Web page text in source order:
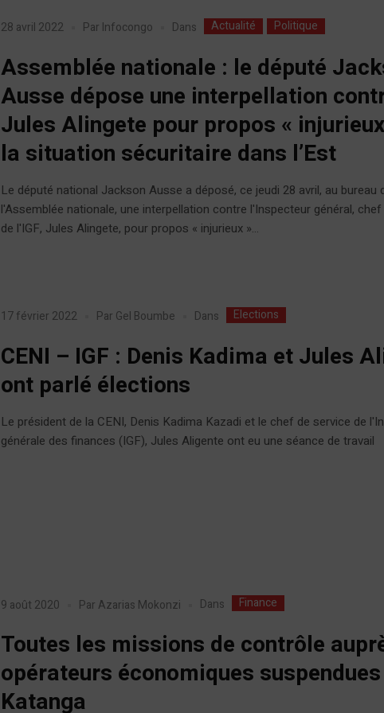
28 avril 2022 Par Infocongo Dans Actualité Politique
Assemblée nationale : le député
Ausse dépose une interpellation
Jules Alingete pour propos «
la situation sécuritaire dans l’Est
Le député national Jackson Ausse a déposé, ce jeudi 28 avril, au bureau
l'Assemblée nationale, une interpellation contre l'Inspecteur général,
de l'IGF, Jules Alingete, pour propos « injurieux »...
17 février 2022 Par Gel Boumbe Dans Elections
CENI – IGF : Denis Kadima et Jules
ont parlé élections
Le président de la CENI, Denis Kadima Kazadi et le chef de service de
générale des finances (IGF), Jules Aligente ont eu une séance de travail
9 août 2020 Par Azarias Mokonzi Dans Finance
Toutes les missions de contrôle
opérateurs économiques
Katanga